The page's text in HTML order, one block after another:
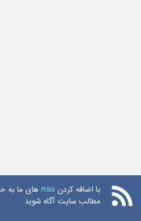
با اضافه کردن RSS های ما به
مطالب سایت آگاه شوید